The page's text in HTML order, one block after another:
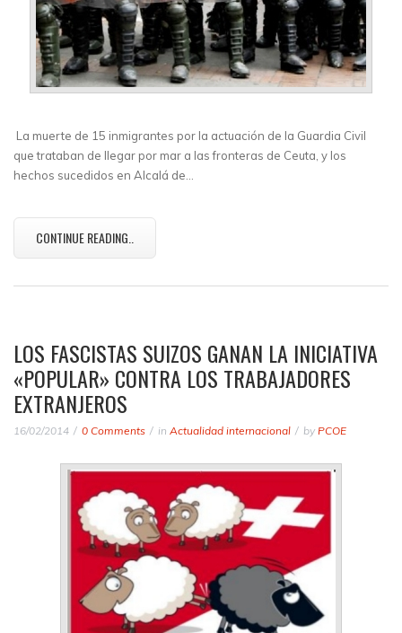
La muerte de 15 inmigrantes por la actuación de la Guardia Civil
que trataban de llegar por mar a las fronteras de Ceuta, y los
hechos sucedidos en Alcalá de…
CONTINUE READING..
LOS FASCISTAS SUIZOS GANAN LA INICIATIVA
«POPULAR» CONTRA LOS TRABAJADORES
EXTRANJEROS
16/02/2014 0 Comments in Actualidad internacional by PCOE